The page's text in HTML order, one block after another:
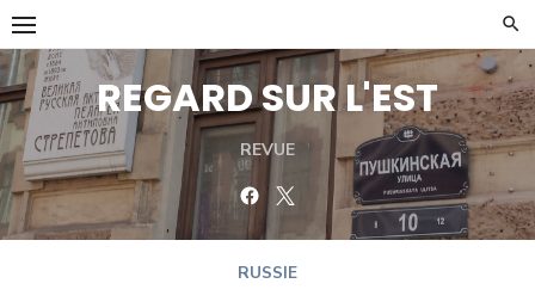
Skip
to
content
REGARD SUR L'EST
REVUE
FacebookTwitter
RUSSIE